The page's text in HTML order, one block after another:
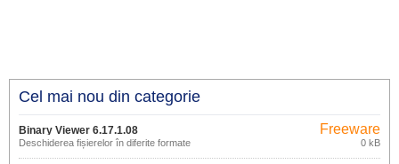
Cel mai nou din categorie
Binary Viewer 6.17.1.08
Deschiderea fișierelor în diferite formate
Freeware
0 kB